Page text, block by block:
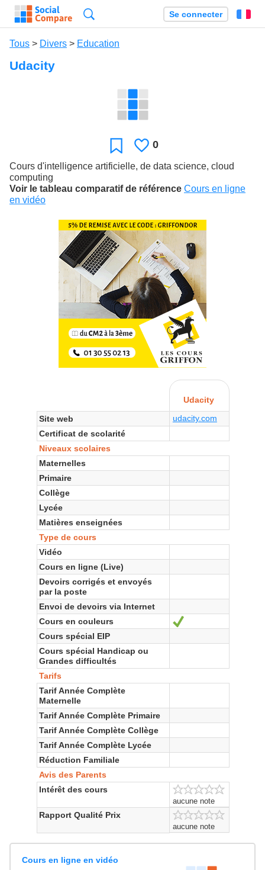
Se connecter
Tous > Divers > Education
Udacity
Favori J'aime
0
Cours d'intelligence artificielle, de data science, cloud
computing
Voir le tableau comparatif de référence Cours en ligne
en vidéo
Udacity
Site web
udacity.com
Certificat de scolarité
Niveaux scolaires
Maternelles
Primaire
Collège
Lycée
Matières enseignées
Type de cours
Vidéo
Cours en ligne (Live)
Devoirs corrigés et envoyés
par la poste
Envoi de devoirs via Internet
Cours en couleurs
Cours spécial EIP
Cours spécial Handicap ou
Grandes difficultés
Tarifs
Tarif Année Complète
Maternelle
Tarif Année Complète Primaire
Tarif Année Complète Collège
Tarif Année Complète Lycée
Réduction Familiale
Avis des Parents
Intérêt des cours
aucune note
Rapport Qualité Prix
aucune note
Cours en ligne en vidéo